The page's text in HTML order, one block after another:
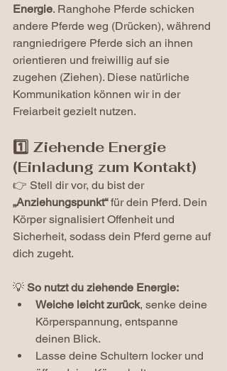
Energie. Ranghohe Pferde schicken
andere Pferde weg (Drücken), während
rangniedrigere Pferde sich an ihnen
orientieren und freiwillig auf sie
zugehen (Ziehen). Diese natürliche
Kommunikation können wir in der
Freiarbeit gezielt nutzen.
1️⃣ Ziehende Energie
(Einladung zum Kontakt)
👉 Stell dir vor, du bist der
„Anziehungspunkt“ für dein Pferd. Dein
Körper signalisiert Offenheit und
Sicherheit, sodass dein Pferd gerne auf
dich zugeht.
💡 So nutzt du ziehende Energie:
Weiche leicht zurück, senke deine
Körperspannung, entspanne
deinen Blick.
Lasse deine Schultern locker und